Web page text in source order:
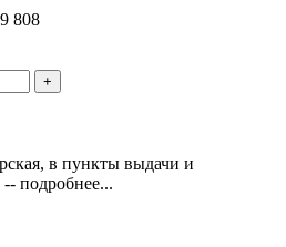
808
+
в пункты выдачи и
подробнее...